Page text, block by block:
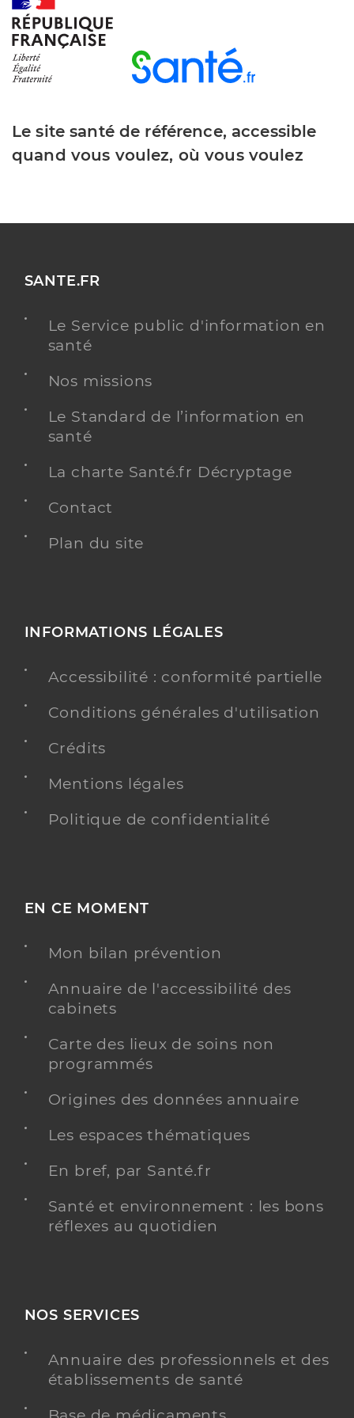
Equipe mobile de soutien au logement
Etablissement de soins
Adresse
41 Avenue du Président Kennedy, 27300 Bernay
Le site santé de référence, accessible
quand vous voulez, où vous voulez
SANTE.FR
Le Service public d'information en
santé
Nos missions
Le Standard de l’information en
santé
La charte Santé.fr Décryptage
Contact
Plan du site
INFORMATIONS LÉGALES
Accessibilité : conformité partielle
Conditions générales d'utilisation
Crédits
Mentions légales
Politique de confidentialité
EN CE MOMENT
Mon bilan prévention
Annuaire de l'accessibilité des
cabinets
Carte des lieux de soins non
programmés
Origines des données annuaire
Les espaces thématiques
En bref, par Santé.fr
Santé et environnement : les bons
réflexes au quotidien
NOS SERVICES
Annuaire des professionnels et des
établissements de santé